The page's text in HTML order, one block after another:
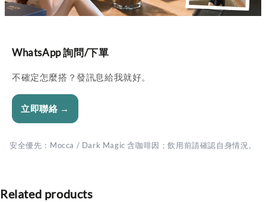
WhatsApp 詢問/下單
不確定怎麼搭？發訊息給我就好。
立即聯絡 →
安全優先：Mocca / Dark Magic 含咖啡因；飲用前請確認自身情況。
Related products